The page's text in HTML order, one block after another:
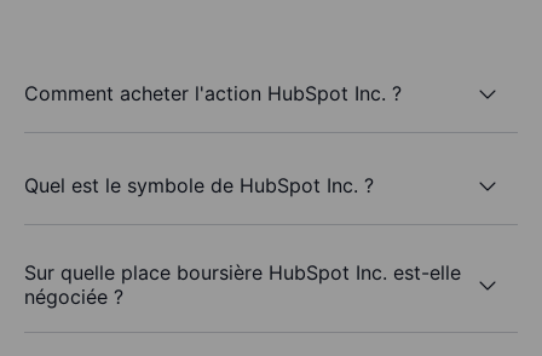
Comment acheter l'action HubSpot Inc. ?
Quel est le symbole de HubSpot Inc. ?
Sur quelle place boursière HubSpot Inc. est-elle
négociée ?